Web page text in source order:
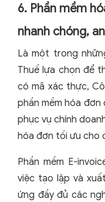
6. Phần mềm
nhanh chóng,
Là một trong
Thuế lựa chọn để
có mã xác thực,
phần mềm hóa
phục vụ chính
hóa đơn tối ưu cho
Phần mềm E-
việc tạo lập và
ứng đầy đủ các